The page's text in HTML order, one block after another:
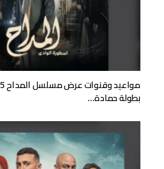
بطولة حمادة…